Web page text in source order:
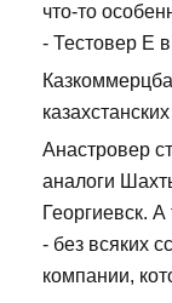
что-то
- Тестовер Е
Анастровер
аналоги
Георгиевск.
- без всяких
компании,